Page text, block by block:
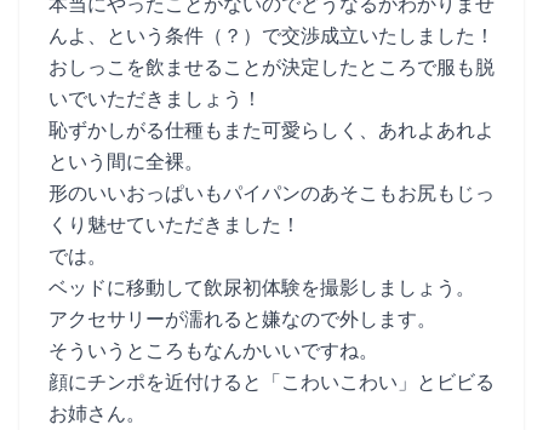
んよ、という条件（？）で交渉成立いたしました！
おしっこを飲ませることが決定したところで服も脱
いでいただきましょう！
恥ずかしがる仕種もまた可愛らしく、あれよあれよ
という間に全裸。
形のいいおっぱいもパイパンのあそこもお尻もじっ
くり魅せていただきました！
では。
ベッドに移動して飲尿初体験を撮影しましょう。
アクセサリーが濡れると嫌なので外します。
そういうところもなんかいいですね。
顔にチンポを近付けると「こわいこわい」とビビる
お姉さん。